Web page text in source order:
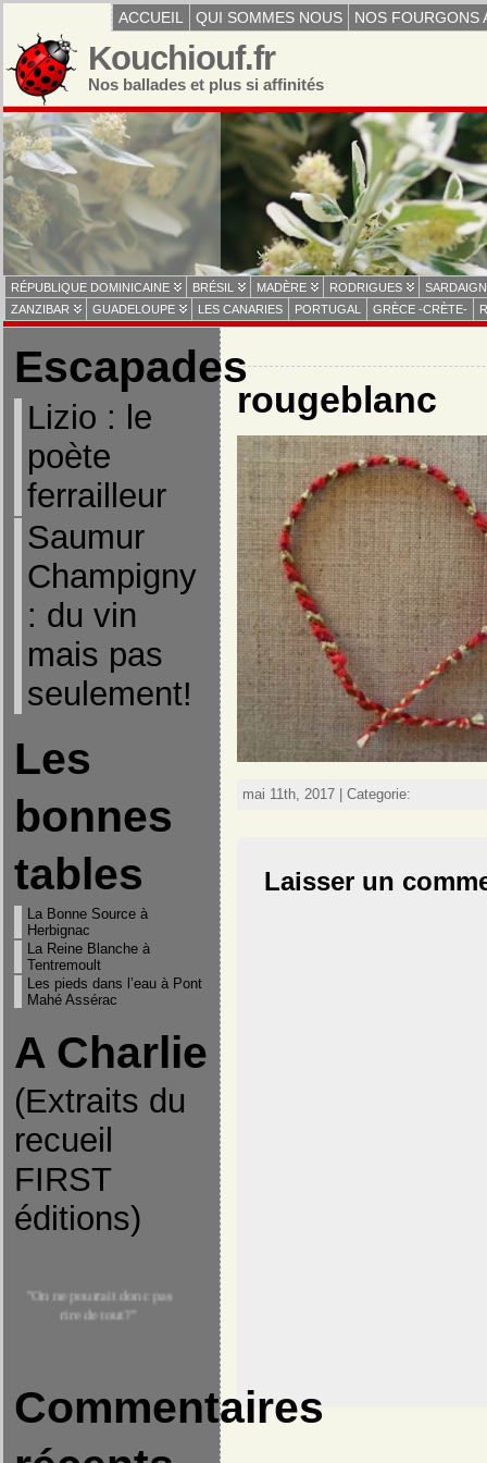
ACCUEIL QUI SOMMES NOUS NOS FOURGONS
Kouchiouf.fr
Nos ballades et plus si affinités
RÉPUBLIQUE DOMINICAINE BRÉSIL MADÈRE RODRIGUES
ZANZIBAR
GUADELOUPE LES CANARIES PORTUGAL GRÈCE -CRÈTE-
Escapades
Lizio : le
poète
ferrailleur
Saumur
Champigny
: du vin
mais pas
seulement!
Les
bonnes
tables
La Bonne Source à
Herbignac
La Reine Blanche à
Tentremoult
Les pieds dans l’eau à Pont
Mahé Assérac
A Charlie
(Extraits du
recueil
FIRST
éditions)
"On ne pourrait donc pas
rire de tout?"
-Extrait du coran-
"Je ne suis pas d'accord
Commentaires
rougeblanc
mai 11th, 2017 | Categorie:
Laisser un